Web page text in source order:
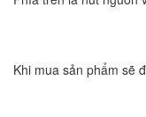
Khi mua sản phẩm sẽ